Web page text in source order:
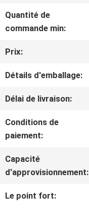
Quantité de
commande min:
Prix:
Détails d'emballage:
Délai de livraison:
Conditions de
paiement:
Capacité
d'approvisionnement:
Le point fort: